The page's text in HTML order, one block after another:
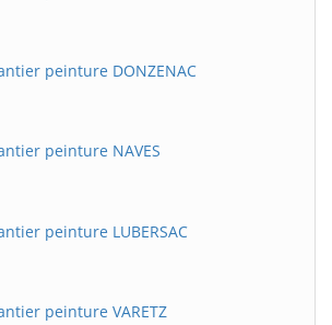
peinture DONZENAC
peinture NAVES
peinture LUBERSAC
peinture VARETZ